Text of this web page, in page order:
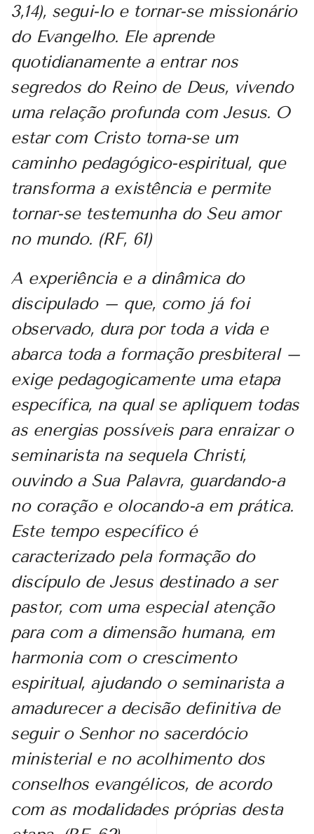
3,14), segui-lo e tornar-se missionário
do Evangelho. Ele aprende
quotidianamente a entrar nos
segredos do Reino de Deus, vivendo
uma relação profunda com Jesus. O
estar com Cristo torna-se um
caminho pedagógico-espiritual, que
transforma a existência e permite
tornar-se testemunha do Seu amor
no mundo. (RF, 61)
A experiência e a dinâmica do
discipulado – que, como já foi
observado, dura por toda a vida e
abarca toda a formação presbiteral –
exige pedagogicamente uma etapa
específica, na qual se apliquem todas
as energias possíveis para enraizar o
seminarista na sequela Christi,
ouvindo a Sua Palavra, guardando-a
no coração e olocando-a em prática.
Este tempo específico é
caracterizado pela formação do
discípulo de Jesus destinado a ser
pastor, com uma especial atenção
para com a dimensão humana, em
harmonia com o crescimento
espiritual, ajudando o seminarista a
amadurecer a decisão definitiva de
seguir o Senhor no sacerdócio
ministerial e no acolhimento dos
conselhos evangélicos, de acordo
com as modalidades próprias desta